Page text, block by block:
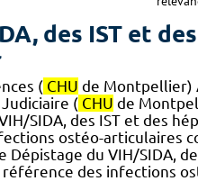
des IST et des
( CHU de Montpellier)
Judiciaire ( CHU de
SIDA, des IST et des
ostéo-articulaires
du VIH/SIDA,
des infections